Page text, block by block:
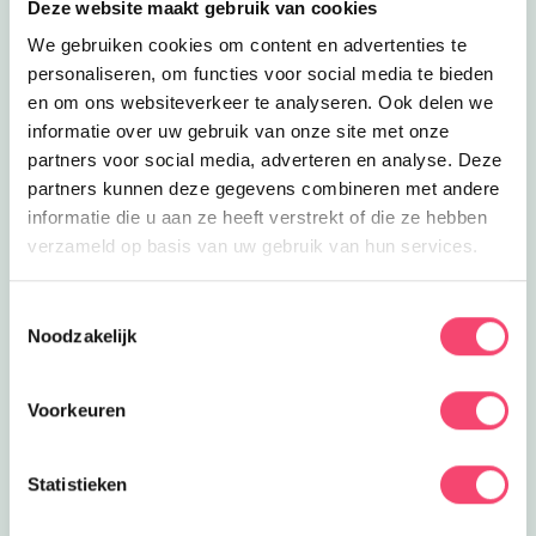
Deze website maakt gebruik van cookies
We gebruiken cookies om content en advertenties te
personaliseren, om functies voor social media te bieden
en om ons websiteverkeer te analyseren. Ook delen we
informatie over uw gebruik van onze site met onze
partners voor social media, adverteren en analyse. Deze
partners kunnen deze gegevens combineren met andere
informatie die u aan ze heeft verstrekt of die ze hebben
verzameld op basis van uw gebruik van hun services.
Noodzakelijk
Voorkeuren
Statistieken
5.7 km
Op kamp
Ponykamp in Glimmen
Kom naar een gaaf ponykamp van
Lees meer Ponykamp in Glimmen
6.6 km
Feestjes
Avontuurlijke feestjes!
Kinderfeestje vol avontuur, spanning
en uitdaging!
Avontuurlijke feestjes!
boerderijsfeer met Kidsproof speelplek!
Openluchtbad De Leemdobben in de
Vries ligt prachtig gelegen en het is